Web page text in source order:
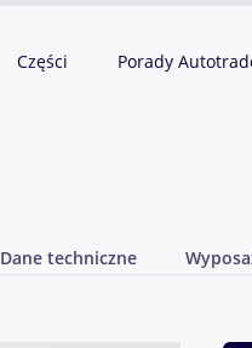
Części Porady
Dane techniczne